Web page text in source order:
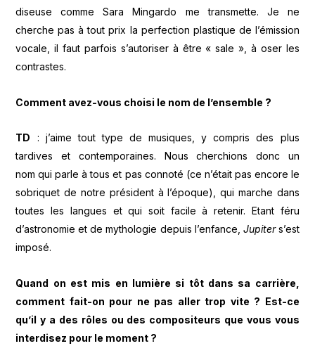
diseuse comme Sara Mingardo me transmette. Je ne
cherche pas à tout prix la perfection plastique de l’émission
vocale, il faut parfois s’autoriser à être « sale », à oser les
contrastes.
Comment avez-vous choisi le nom de l’ensemble ?
TD : j’aime tout type de musiques, y compris des plus
tardives et contemporaines. Nous cherchions donc un
nom qui parle à tous et pas connoté (ce n’était pas encore le
sobriquet de notre président à l’époque), qui marche dans
toutes les langues et qui soit facile à retenir. Etant féru
d’astronomie et de mythologie depuis l’enfance, Jupiters’est
imposé.
Quand on est mis en lumière si tôt dans sa carrière,
comment fait-on pour ne pas aller trop vite ? Est-ce
qu’il y a des rôles ou des compositeurs que vous vous
interdisez pour le moment ?